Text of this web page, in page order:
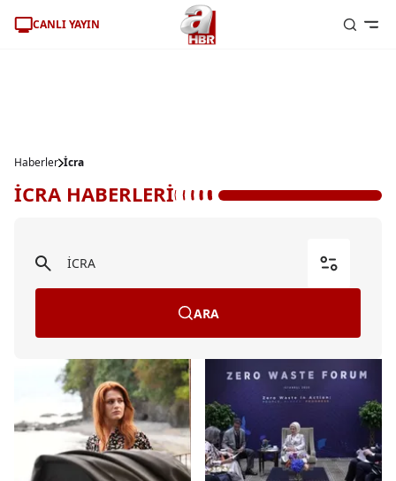
CANLI YAYIN
Haberler İcra
İCRA HABERLERİ
ARA